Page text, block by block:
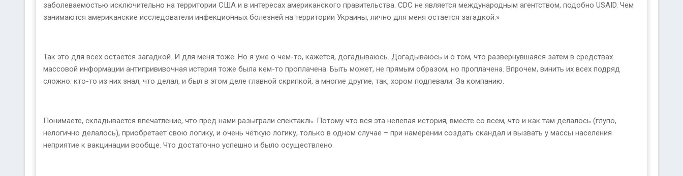
заболеваемостью исключительно на территории США и в интересах американского правительства. CDC не является международным агентством, подобно USAID. Чем
занимаются американские исследователи инфекционных болезней на территории Украины, лично для меня остается загадкой.»
Так это для всех остаётся загадкой. И для меня тоже. Но я уже о чём-то, кажется, догадываюсь. Догадываюсь и о том, что развернувшаяся затем в средствах
массовой информации антипрививочная истерия тоже была кем-то проплачена. Быть может, не прямым образом, но проплачена. Впрочем, винить их всех подряд
сложно: кто-то из них знал, что делал, и был в этом деле главной скрипкой, а многие другие, так, хором подпевали. За компанию.
Понимаете, складывается впечатление, что пред нами разыграли спектакль. Потому что вся эта нелепая история, вместе со всем, что и как там делалось (глупо,
нелогично делалось), приобретает свою логику, и очень чёткую логику, только в одном случае – при намерении создать скандал и вызвать у массы населения
неприятие к вакцинации вообще. Что достаточно успешно и было осуществлено.